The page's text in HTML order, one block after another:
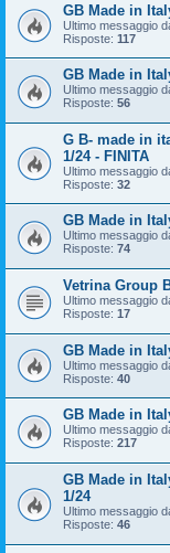
GB Made in
Ultimo messaggio
Risposte: 117
GB Made in
Ultimo messaggio
Risposte: 56
G B- made in
1/24 - FINITA
Ultimo messaggio
Risposte: 32
GB Made in
Ultimo messaggio
Risposte: 74
Vetrina Group
Ultimo messaggio
Risposte: 17
GB Made in
Ultimo messaggio
Risposte: 40
GB Made in
Ultimo messaggio
Risposte: 217
GB Made in
1/24
Ultimo messaggio
Risposte: 46